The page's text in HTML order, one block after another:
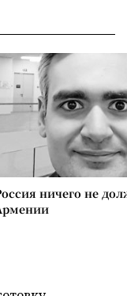
ничего не